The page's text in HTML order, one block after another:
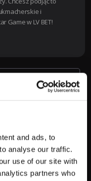
and ads, to
analyse our traffic.
use of our site with
partners who
i
Game w LV BET!
Następny artykuł→